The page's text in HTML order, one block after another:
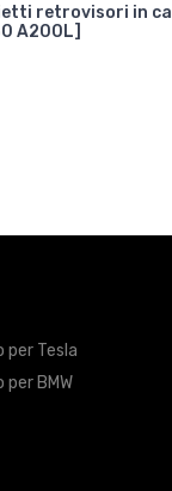
retrovisori in
A200L]
per Tesla
BMW